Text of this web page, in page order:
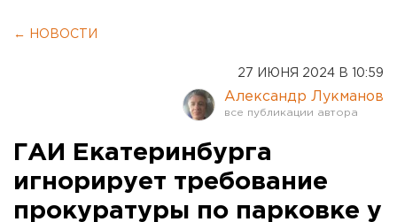
← НОВОСТИ
27 ИЮНЯ 2024 В 10:59
Александр Лукманов
ГАИ Екатеринбурга
игнорирует требование
прокуратуры по парковке у